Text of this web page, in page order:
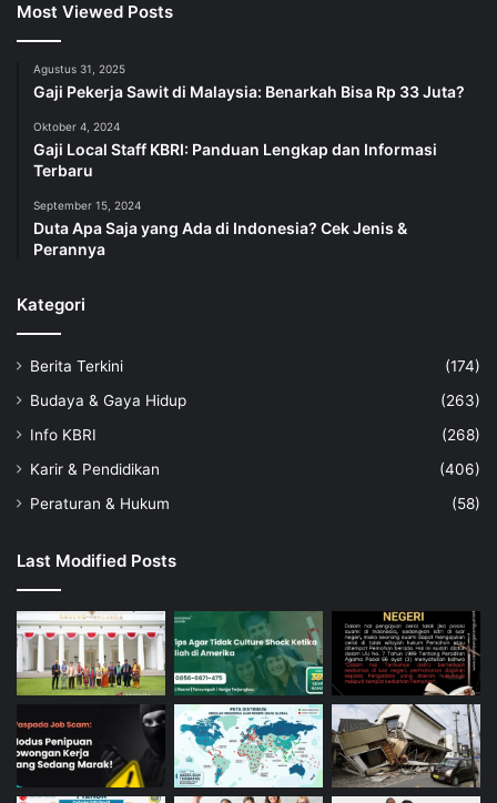
Most Viewed Posts
Agustus 31, 2025
Gaji Pekerja Sawit di Malaysia: Benarkah Bisa Rp 33 Juta?
Oktober 4, 2024
Gaji Local Staff KBRI: Panduan Lengkap dan Informasi
Terbaru
September 15, 2024
Duta Apa Saja yang Ada di Indonesia? Cek Jenis &
Perannya
Kategori
Berita Terkini
(174)
Budaya & Gaya Hidup
(263)
Info KBRI
(268)
Karir & Pendidikan
(406)
Peraturan & Hukum
(58)
Last Modified Posts